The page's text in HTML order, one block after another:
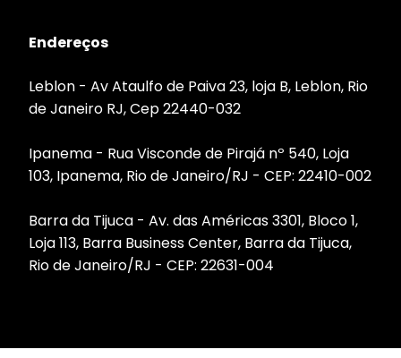
Endereços
Leblon - Av Ataulfo de Paiva 23, loja B, Leblon, Rio
de Janeiro RJ, Cep 22440-032
Ipanema - Rua Visconde de Pirajá nº 540, Loja
103, Ipanema, Rio de Janeiro/RJ - CEP: 22410-002
Barra da Tijuca - Av. das Américas 3301, Bloco 1,
Loja 113, Barra Business Center, Barra da Tijuca,
Rio de Janeiro/RJ - CEP: 22631-004